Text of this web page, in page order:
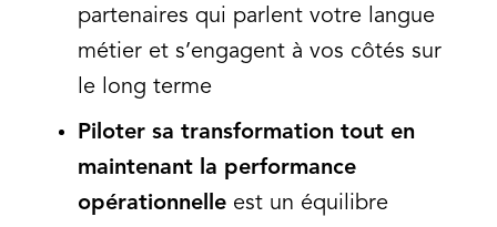
partenaires qui parlent votre langue
métier et s’engagent à vos côtés sur
le long terme
Piloter sa transformation tout en
maintenant la performance
opérationnelleest un équilibre